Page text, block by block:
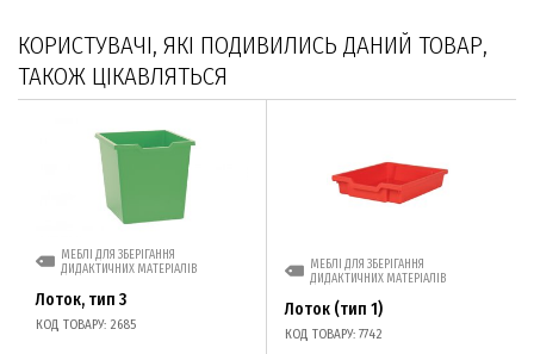
КОРИСТУВАЧІ, ЯКІ ПОДИВИЛИСЬ ДАНИЙ ТОВАР,
ТАКОЖ ЦІКАВЛЯТЬСЯ
МЕБЛІ ДЛЯ ЗБЕРІГАННЯ
ДИДАКТИЧНИХ МАТЕРІАЛІВ
Лоток, тип 3
КОД ТОВАРУ: 2685
МЕБЛІ ДЛЯ ЗБЕРІГАННЯ
ДИДАКТИЧНИХ МАТЕРІАЛІВ
Лоток (тип 1)
КОД ТОВАРУ: 7742